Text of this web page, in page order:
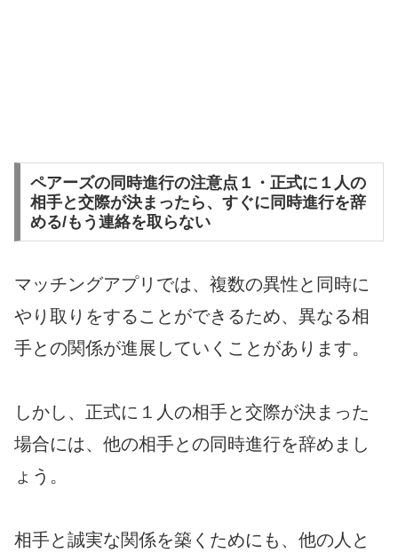
ペアーズの同時進行の注意点１・正式に１人の
相手と交際が決まったら、すぐに同時進行を辞
める/もう連絡を取らない
マッチングアプリでは、複数の異性と同時に
やり取りをすることができるため、異なる相
手との関係が進展していくことがあります。
しかし、正式に１人の相手と交際が決まった
場合には、他の相手との同時進行を辞めまし
ょう。
相手と誠実な関係を築くためにも、他の人と